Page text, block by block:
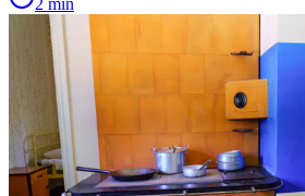
2 min